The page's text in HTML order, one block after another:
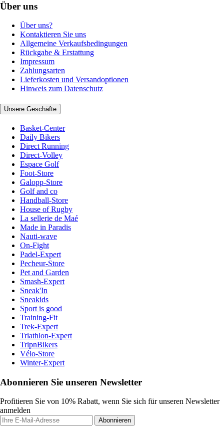
Über uns
Über uns?
Kontaktieren Sie uns
Allgemeine Verkaufsbedingungen
Rückgabe & Erstattung
Impressum
Zahlungsarten
Lieferkosten und Versandoptionen
Hinweis zum Datenschutz
Unsere Geschäfte
Basket-Center
Daily Bikers
Direct Running
Direct-Volley
Espace Golf
Foot-Store
Galopp-Store
Golf and co
Handball-Store
House of Rugby
La sellerie de Maé
Made in Paradis
Nauti-wave
On-Fight
Padel-Expert
Pecheur-Store
Pet and Garden
Smash-Expert
Sneak'In
Sneakids
Sport is good
Training-Fit
Trek-Expert
Triathlon-Expert
TripnBikers
Vélo-Store
Winter-Expert
Abonnieren Sie unseren Newsletter
Profitieren Sie von 10% Rabatt, wenn Sie sich für unseren Newsletter
anmelden
Abonnieren